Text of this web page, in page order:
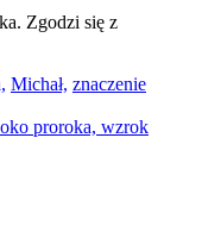
Zgodzi się z
Michał, znaczenie